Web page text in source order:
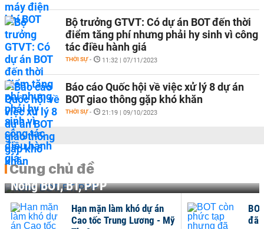
Bộ trưởng GTVT: Có dự án BOT đến thời
điểm tăng phí nhưng phải hy sinh vì công
tác điều hành giá
THỜI SỰ - 11:32 | 07/11/2023
Báo cáo Quốc hội về việc xử lý 8 dự án
BOT giao thông gặp khó khăn
THỜI SỰ - 21:19 | 09/10/2023
Cùng chủ đề
Nóng BOT, BT, PPP
Hạn mặn làm khó dự án
Cao tốc Trung Lương - Mỹ
đã